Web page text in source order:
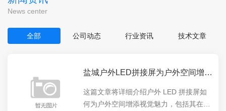
News center
全部 公司动态 行业资讯 技术文章
盐城户外LED拼接屏为户外空间增添视觉魅力
这篇文章将详细介绍户外 LED 拼接屏如
何为户外空间增添视觉魅力，包括其在展